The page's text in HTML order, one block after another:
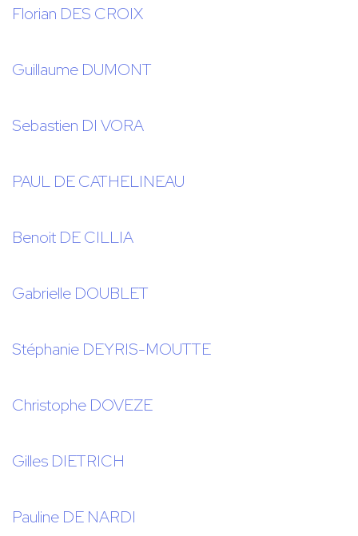
Florian DES CROIX
Guillaume DUMONT
Sebastien DI VORA
PAUL DE CATHELINEAU
Benoit DE CILLIA
Gabrielle DOUBLET
Stéphanie DEYRIS-MOUTTE
Christophe DOVEZE
Gilles DIETRICH
Pauline DE NARDI